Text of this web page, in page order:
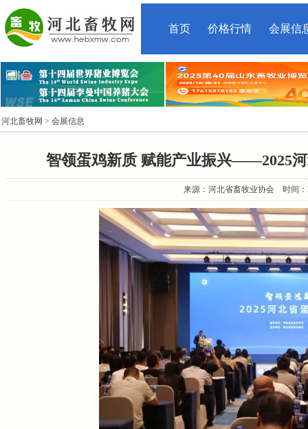
首页 价格行情 会展信
河北畜牧网 > 会展信息
智领蛋鸡新质 赋能产业振兴——2025
来源：河北省畜牧业协会 时间：